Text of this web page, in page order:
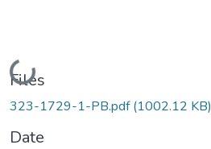
Loading...
Files
323-1729-1-PB.pdf(1002.12 KB)
Date